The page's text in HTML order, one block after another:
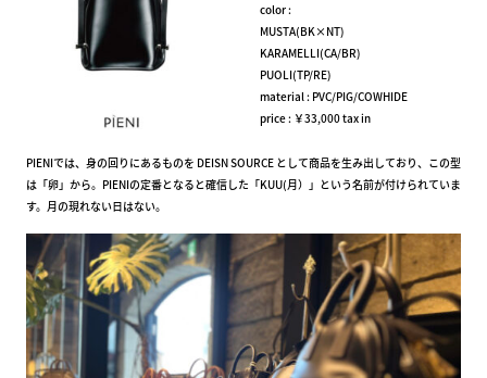
color :
MUSTA(BK×NT)
KARAMELLI(CA/BR)
PUOLI(TP/RE)
material : PVC/PIG/COWHIDE
price : ￥33,000 tax in
PIENIでは、身の回りにあるものを DEISN SOURCE として商品を生み出しており、この型
は「卵」から。PIENIの定番となると確信した「KUU(月）」という名前が付けられていま
す。月の現れない日はない。